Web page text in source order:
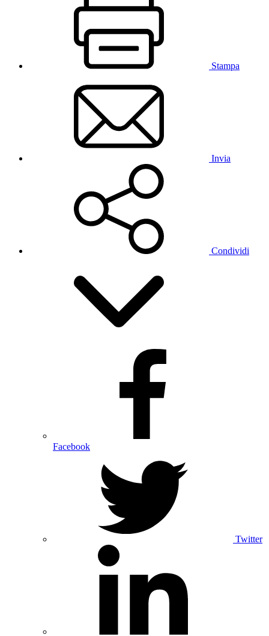
Stampa
Invia
Condividi
Facebook
Twitter